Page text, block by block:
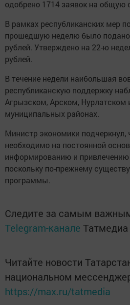
одобрено 1714 заявок на общую
В рамках республиканских мер
прошедшую неделю было подано
рублей. Утверждено на 22-ю
рублей.
В течение недели наибольшая
республиканскую поддержку
Агрызском, Арском,
муниципальных районах.
Министр экономики подчеркнул,
необходимо на постоянной
информированию и
поскольку по-прежнему
программы.
Следите за самым
Telegram-канале Татмедиа
Читайте новости
национальном
https://max.ru/tatmedia